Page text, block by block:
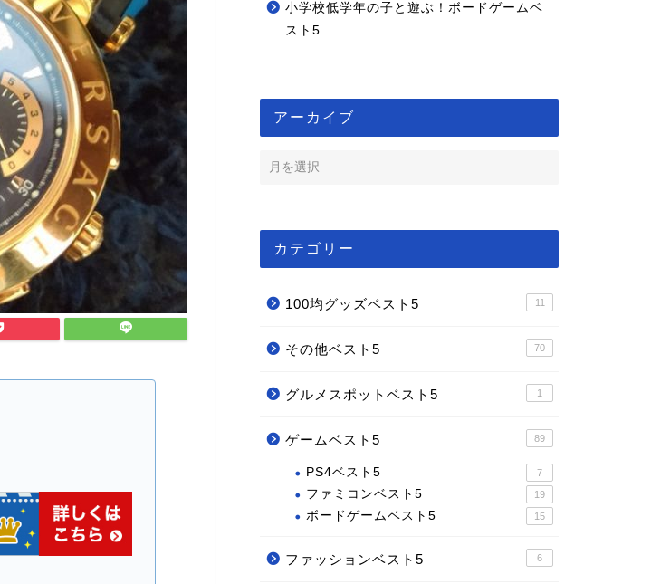
小学校低学年の子と遊ぶ！ボードゲームベ
スト5
アーカイブ
カテゴリー
100均グッズベスト5 11
その他ベスト5 70
グルメスポットベスト5 1
ゲームベスト5 89
PS4ベスト5 7
ファミコンベスト5 19
ボードゲームベスト5 15
ファッションベスト5 6